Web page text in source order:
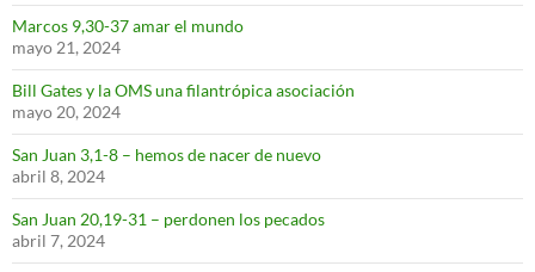
Marcos 9,30-37 amar el mundo
mayo 21, 2024
Bill Gates y la OMS una filantrópica asociación
mayo 20, 2024
San Juan 3,1-8 – hemos de nacer de nuevo
abril 8, 2024
San Juan 20,19-31 – perdonen los pecados
abril 7, 2024